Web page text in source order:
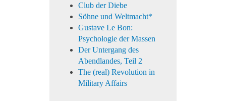
Club der Diebe
Söhne und Weltmacht*
Gustave Le Bon:
Psychologie der Massen
Der Untergang des
Abendlandes, Teil 2
The (real) Revolution in
Military Affairs